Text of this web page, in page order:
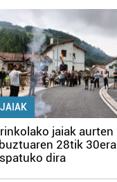
JAIAK
jaiak aurten
28tik 30era
dira